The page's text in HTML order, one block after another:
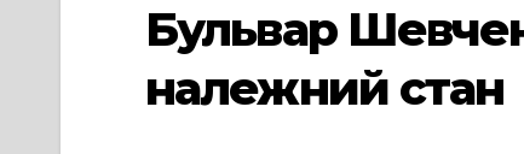
Бульвар
належний стан